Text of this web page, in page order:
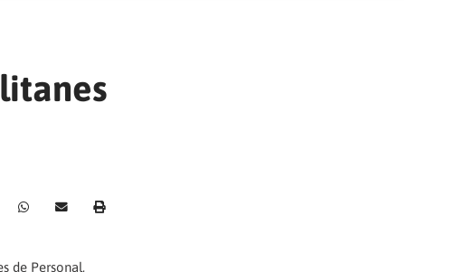
de Personal,